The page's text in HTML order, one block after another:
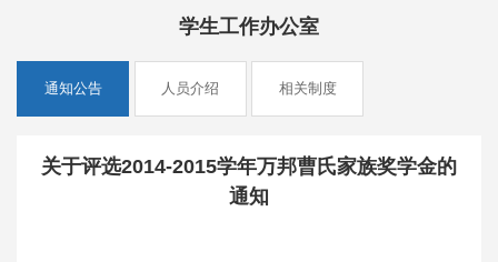
学生工作办公室
通知公告 人员介绍 相关制度
关于评选2014-2015学年万邦曹氏家族奖学金的
通知